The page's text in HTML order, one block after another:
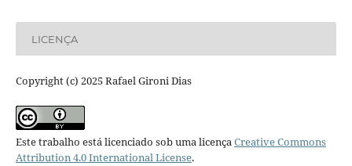
LICENÇA
Copyright (c) 2025 Rafael Gironi Dias
Este trabalho está licenciado sob uma licençaCreative Commons
Attribution 4.0 International License.